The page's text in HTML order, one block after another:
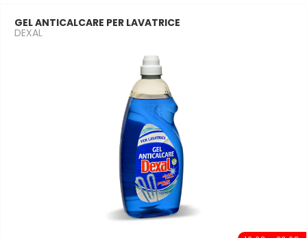
GEL ANTICALCARE PER LAVATRICE
DEXAL